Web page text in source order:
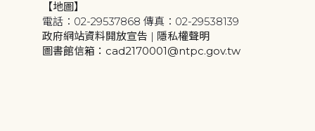
【地圖】
電話：02-29537868 傳真：02-29538139
政府網站資料開放宣告 | 隱私權聲明
圖書館信箱：cad2170001@ntpc.gov.tw